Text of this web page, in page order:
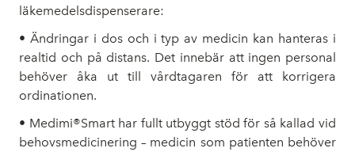
läkemedelsdispenserare:
• Ändringar i dos och i typ av medicin kan hanteras i
realtid och på distans. Det innebär att ingen personal
behöver åka ut till vårdtagaren för att korrigera
ordinationen.
• Medimi®Smart har fullt utbyggt stöd för så kallad vid
behovsmedicinering – medicin som patienten behöver